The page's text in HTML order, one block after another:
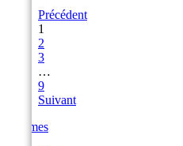
Précédent
1
2
3
…
9
Suivant
Femmes